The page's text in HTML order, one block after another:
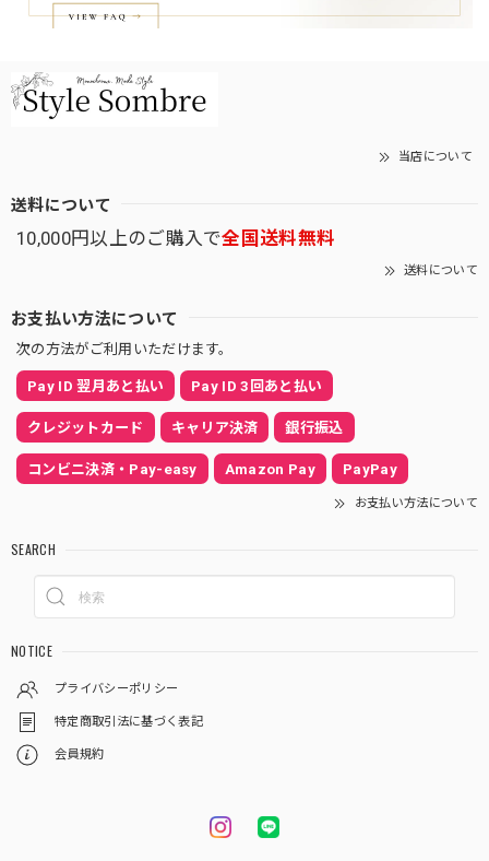
当店について
送料について
10,000円以上のご購入で全国送料無料
送料について
お支払い方法について
次の方法がご利用いただけます。
Pay ID 翌月あと払い Pay ID 3回あと払い
クレジットカード キャリア決済 銀行振込
コンビニ決済・Pay-easy Amazon Pay PayPay
お支払い方法について
SEARCH
NOTICE
プライバシーポリシー
特定商取引法に基づく表記
会員規約